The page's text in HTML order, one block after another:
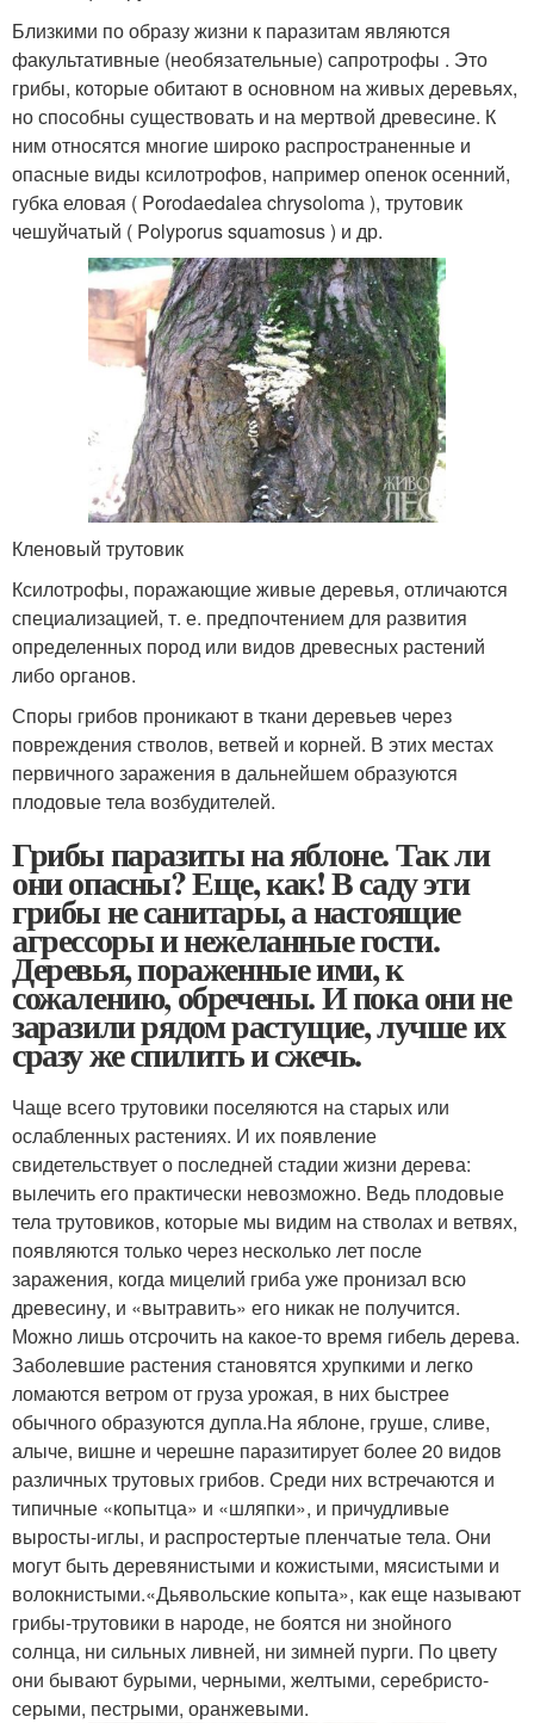
Близкими по образу жизни к паразитам являются
факультативные (необязательные) сапротрофы . Это
грибы, которые обитают в основном на живых деревьях,
но способны существовать и на мертвой древесине. К
ним относятся многие широко распространенные и
опасные виды ксилотрофов, например опенок осенний,
губка еловая ( Porodaedalea chrysoloma ), трутовик
чешуйчатый ( Polyporus squamosus ) и др.
Кленовый трутовик
Ксилотрофы, поражающие живые деревья, отличаются
специализацией, т. е. предпочтением для развития
определенных пород или видов древесных растений
либо органов.
Споры грибов проникают в ткани деревьев через
повреждения стволов, ветвей и корней. В этих местах
первичного заражения в дальнейшем образуются
плодовые тела возбудителей.
Грибы паразиты на яблоне. Так ли
они опасны? Еще, как! В саду эти
грибы не санитары, а настоящие
агрессоры и нежеланные гости.
Деревья, пораженные ими, к
сожалению, обречены. И пока они не
заразили рядом растущие, лучше их
сразу же спилить и сжечь.
Чаще всего трутовики поселяются на старых или
ослабленных растениях. И их появление
свидетельствует о последней стадии жизни дерева:
вылечить его практически невозможно. Ведь плодовые
тела трутовиков, которые мы видим на стволах и ветвях,
появляются только через несколько лет после
заражения, когда мицелий гриба уже пронизал всю
древесину, и «вытравить» его никак не получится.
Можно лишь отсрочить на какое-то время гибель дерева.
Заболевшие растения становятся хрупкими и легко
ломаются ветром от груза урожая, в них быстрее
обычного образуются дупла.На яблоне, груше, сливе,
алыче, вишне и черешне паразитирует более 20 видов
различных трутовых грибов. Среди них встречаются и
типичные «копытца» и «шляпки», и причудливые
выросты-иглы, и распростертые пленчатые тела. Они
могут быть деревянистыми и кожистыми, мясистыми и
волокнистыми.«Дьявольские копыта», как еще называют
грибы-трутовики в народе, не боятся ни знойного
солнца, ни сильных ливней, ни зимней пурги. По цвету
они бывают бурыми, черными, желтыми, серебристо-
серыми, пестрыми, оранжевыми.